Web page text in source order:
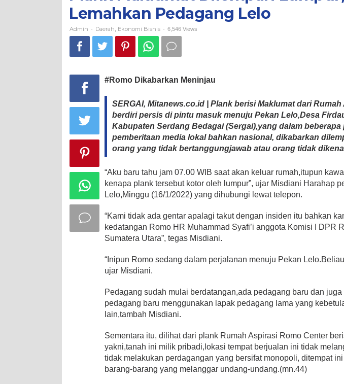
Lelo
Lemahkan Pedagang Lelo
Admin - Daerah Ekonomi Bisnis - 6,546 Views
#Romo Dikabarkan Meninjau
SERGAI, Mitanews.co.id | Plank berisi Maklumat dari
berdiri persis di pintu masuk menuju Pekan Lelo,Desa
Kabupaten Serdang Bedagai (Sergai),yang dalam
pemberitaan media lokal bahkan nasional, dikabarkan
orang yang tidak bertanggungjawab atau orang tidak
“Aku baru tahu jam 07.00 WIB saat akan keluar rumah,itupun
kenapa plank tersebut kotor oleh lumpur”, ujar Misdiani Harahap
Lelo,Minggu (16/1/2022) yang dihubungi lewat telepon.
“Kami tidak ada gentar apalagi takut dengan insiden itu bahkan
kedatangan Romo HR Muhammad Syafi’i anggota Komisi I DPR
Sumatera Utara”, tegas Misdiani.
“Inipun Romo sedang dalam perjalanan menuju Pekan
ujar Misdiani.
Pedagang sudah mulai berdatangan,ada pedagang baru dan
pedagang baru menggunakan lapak pedagang lama yang
lain,tambah Misdiani.
Sementara itu, dilihat dari plank Rumah Aspirasi Romo Center
yakni,tanah ini milik pribadi,lokasi tempat berjualan ini tidak
tidak melakukan perdagangan yang bersifat monopoli, ditempat
barang-barang yang melanggar undang-undang.(mn.44)